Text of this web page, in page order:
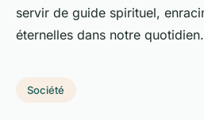
servir de guide spirituel,
éternelles dans notre quotidien.
Société